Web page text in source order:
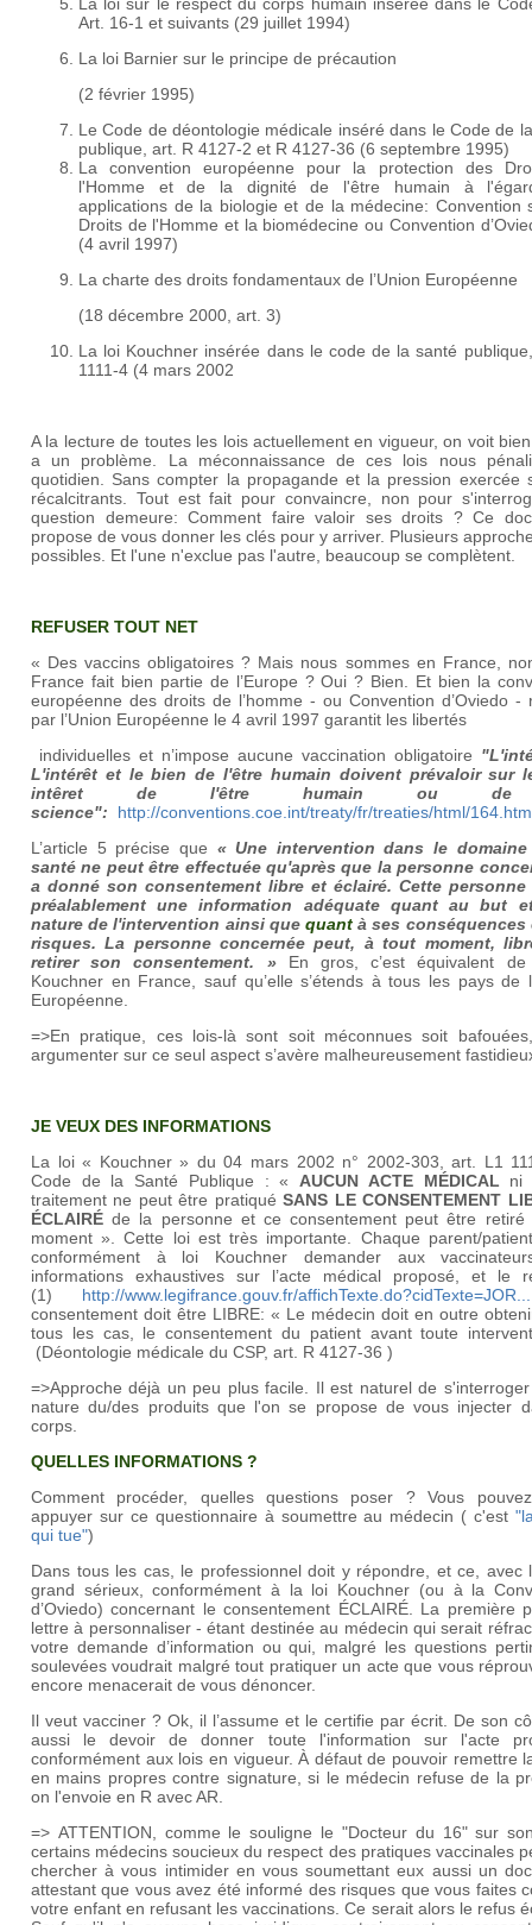
Art. 16-1 et suivants (29 juillet 1994)
La loi Barnier sur le principe de précaution
(2 février 1995)
Le Code de déontologie médicale inséré dans le Code de
publique, art. R 4127-2 et R 4127-36 (6 septembre 1995)
La convention européenne pour la protection des
l'Homme et de la dignité de l'être humain à
applications de la biologie et de la médecine: Convention
Droits de l'Homme et la biomédecine ou Convention
(4 avril 1997)
La charte des droits fondamentaux de l’Union Européenne
(18 décembre 2000, art. 3)
La loi Kouchner insérée dans le code de la santé
1111-4 (4 mars 2002
A la lecture de toutes les lois actuellement en vigueur, on voit
a un problème. La méconnaissance de ces lois nous
quotidien. Sans compter la propagande et la pression exercée
récalcitrants. Tout est fait pour convaincre, non pour
question demeure: Comment faire valoir ses droits ? Ce
propose de vous donner les clés pour y arriver. Plusieurs
possibles. Et l'une n'exclue pas l'autre, beaucoup se complètent.
REFUSER TOUT NET
« Des vaccins obligatoires ? Mais nous sommes en France,
France fait bien partie de l’Europe ? Oui ? Bien. Et bien la
européenne des droits de l’homme - ou Convention d’Oviedo -
par l’Union Européenne le 4 avril 1997 garantit les libertés
individuelles et n’impose aucune vaccination obligatoire
L'intérêt et le bien de l'être humain doivent prévaloir sur
intêret de l'être humain ou
science":
http://conventions.coe.int/treaty/fr/treaties/html/164.htm
L’article 5 précise que « Une intervention dans le
santé ne peut être effectuée qu'après que la personne
a donné son consentement libre et éclairé. Cette personne
préalablement une information adéquate quant au but
nature de l'intervention ainsi que quant à ses conséquences
risques. La personne concernée peut, à tout moment,
retirer son consentement. »En gros, c’est équivalent
Kouchner en France, sauf qu’elle s’étends à tous les pays de
Européenne.
=>En pratique, ces lois-là sont soit méconnues soit
argumenter sur ce seul aspect s’avère malheureusement
JE VEUX DES INFORMATIONS
La loi « Kouchner » du 04 mars 2002 n° 2002-303, art. L1
Code de la Santé Publique : « AUCUN ACTE MÉDICAL ni
traitement ne peut être pratiquéSANS LE CONSENTEMENT
ÉCLAIRÉ de la personne et ce consentement peut être retiré
moment ». Cette loi est très importante. Chaque parent/
conformément à loi Kouchner demander aux
informations exhaustives sur l’acte médical proposé, et le
(1) http://www.legifrance.gouv.fr/affichTexte.do?cidTexte=JOR...
consentement doit être LIBRE: « Le médecin doit en outre
tous les cas, le consentement du patient avant toute
(Déontologie médicale du CSP, art. R 4127-36 )
=>Approche déjà un peu plus facile. Il est naturel de
nature du/des produits que l'on se propose de vous injecter
corps.
QUELLES INFORMATIONS ?
Comment procéder, quelles questions poser ? Vous
appuyer sur ce questionnaire à soumettre au médecin ( c'est
qui tue")
Dans tous les cas, le professionnel doit y répondre, et ce, avec
grand sérieux, conformément à la loi Kouchner (ou à la
d’Oviedo) concernant le consentement ÉCLAIRÉ. La première
lettre à personnaliser - étant destinée au médecin qui serait
votre demande d’information ou qui, malgré les questions
soulevées voudrait malgré tout pratiquer un acte que vous
encore menacerait de vous dénoncer.
Il veut vacciner ? Ok, il l’assume et le certifie par écrit. De son
aussi le devoir de donner toute l'information sur l'acte
conformément aux lois en vigueur. À défaut de pouvoir remettre
en mains propres contre signature, si le médecin refuse de la
on l'envoie en R avec AR.
=> ATTENTION, comme le souligne le "Docteur du 16" sur
certains médecins soucieux du respect des pratiques vaccinales
chercher à vous intimider en vous soumettant eux aussi un
attestant que vous avez été informé des risques que vous faites
votre enfant en refusant les vaccinations. Ce serait alors le refus